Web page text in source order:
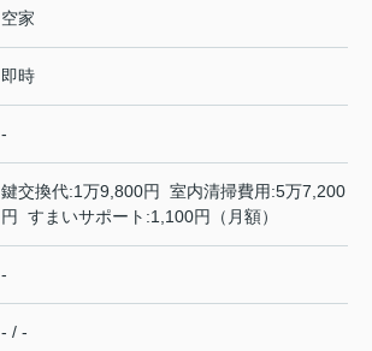
空家
即時
-
鍵交換代:1万9,800円 室内清掃費用:5万7,200
円 すまいサポート:1,100円（月額）
-
- / -